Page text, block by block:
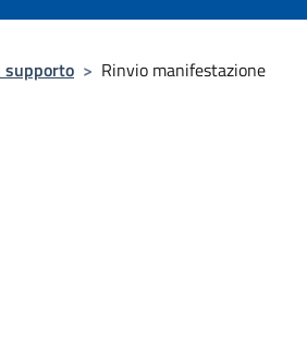
supporto > Rinvio manifestazione